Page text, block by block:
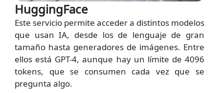
HuggingFace
Este servicio permite acceder a distintos modelos
que usan IA, desde los de lenguaje de gran
tamaño hasta generadores de imágenes. Entre
ellos está GPT-4, aunque hay un límite de 4096
tokens, que se consumen cada vez que se
pregunta algo.